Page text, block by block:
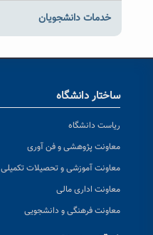
خدمات دانشجویان
ساختار دانشگاه
ریاست دانشگاه
معاونت پژوهشی و فن آوری
معاونت آموزشی و تحصیلات تکمیلی
معاونت اداری مالی
معاونت فرهنگی و دانشجویی